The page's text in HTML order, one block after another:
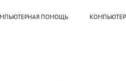
ПОМОЩЬ КОМПЬЮТЕР